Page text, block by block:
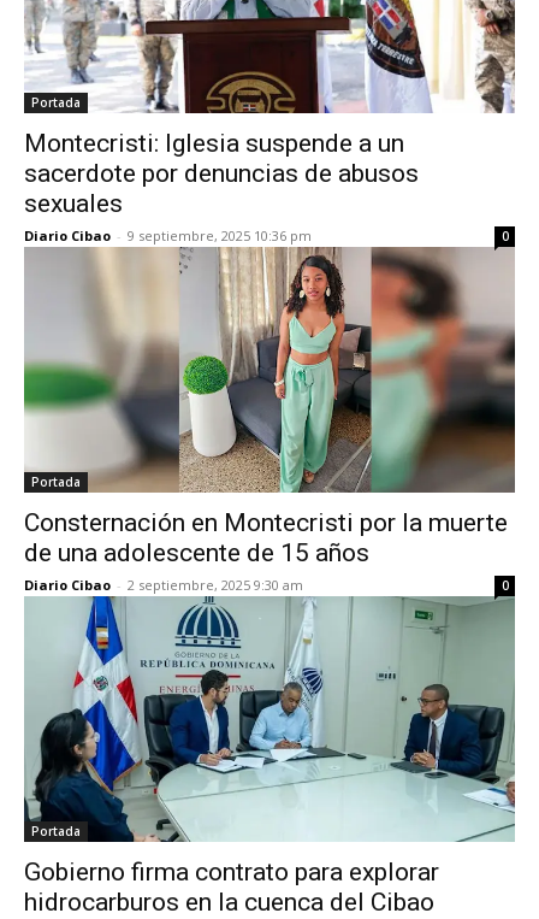
Portada
Montecristi: Iglesia suspende a un
sacerdote por denuncias de abusos
sexuales
Diario Cibao - 9 septiembre, 2025 10:36 pm 0
Portada
Consternación en Montecristi por la muerte
de una adolescente de 15 años
Diario Cibao - 2 septiembre, 2025 9:30 am 0
Portada
Gobierno firma contrato para explorar
hidrocarburos en la cuenca del Cibao